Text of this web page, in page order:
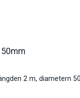
2 m, diametern